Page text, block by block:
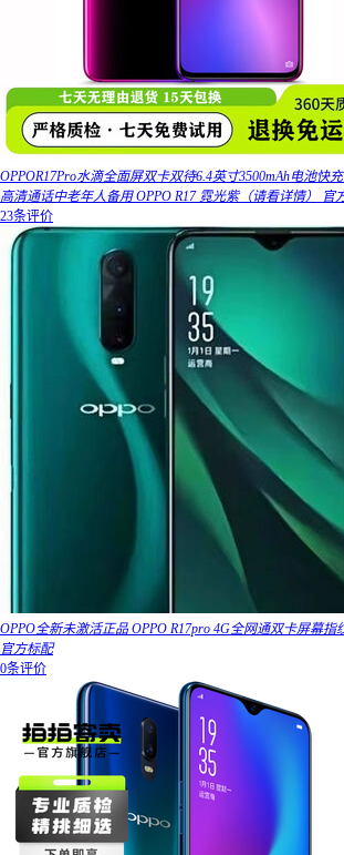
OPPOR17Pro水滴全面屏双卡双待6.4英寸3500mAh电池快
高清通话中老年人备用 OPPO R17 霓光紫（请看详情） 官
23条评价
OPPO全新未激活正品 OPPO R17pro 4G全网通双卡屏幕指
官方标配
0条评价